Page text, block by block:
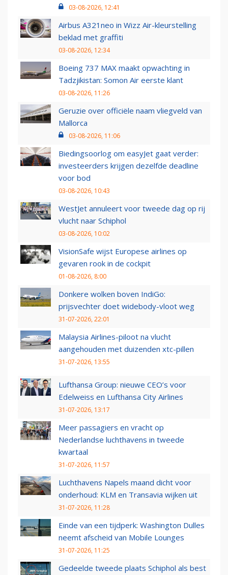
03-08-2026, 12:41
Airbus A321neo in Wizz Air-kleurstelling
beklad met graffiti
03-08-2026, 12:34
Boeing 737 MAX maakt opwachting in
Tadzjikistan: Somon Air eerste klant
03-08-2026, 11:26
Geruzie over officiële naam vliegveld van
Mallorca
03-08-2026, 11:06
Biedingsoorlog om easyJet gaat verder:
investeerders krijgen dezelfde deadline
voor bod
03-08-2026, 10:43
WestJet annuleert voor tweede dag op rij
vlucht naar Schiphol
03-08-2026, 10:02
VisionSafe wijst Europese airlines op
gevaren rook in de cockpit
01-08-2026, 8:00
Donkere wolken boven IndiGo:
prijsvechter doet widebody-vloot weg
31-07-2026, 22:01
Malaysia Airlines-piloot na vlucht
aangehouden met duizenden xtc-pillen
31-07-2026, 13:55
Lufthansa Group: nieuwe CEO’s voor
Edelweiss en Lufthansa City Airlines
31-07-2026, 13:17
Meer passagiers en vracht op
Nederlandse luchthavens in tweede
kwartaal
31-07-2026, 11:57
Luchthavens Napels maand dicht voor
onderhoud: KLM en Transavia wijken uit
31-07-2026, 11:28
Einde van een tijdperk: Washington Dulles
neemt afscheid van Mobile Lounges
31-07-2026, 11:25
Gedeelde tweede plaats Schiphol als best